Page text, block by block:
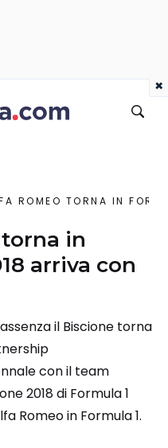
ROMEO TORNA IN
torna in
arriva con
il Biscione torna
con il team
2018 di Formula 1
Romeo in Formula 1.
×